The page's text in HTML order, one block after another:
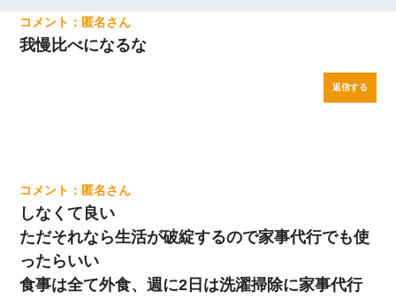
匿名
我慢比べになるな
返信する
匿名
しなくて良い
ただそれなら生活が破綻するので家事代行でも使
ったらいい
食事は全て外食、週に2日は洗濯掃除に家事代行